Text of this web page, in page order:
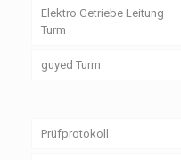
Elektro Getriebe Leitung
Turm
guyed Turm
Prüfprotokoll